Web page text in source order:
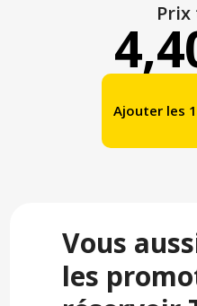
Ajouter les
Vous
les